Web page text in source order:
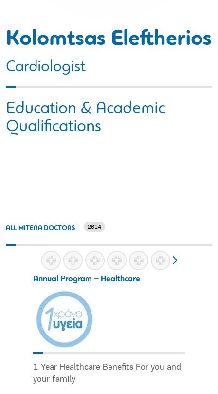
Kolomtsas Eleftherios
Cardiologist
Education & Academic
Qualifications
ALL MITERA DOCTORS 2614
Annual Program – Healthcare
1 Year Healthcare Benefits For you and
your family